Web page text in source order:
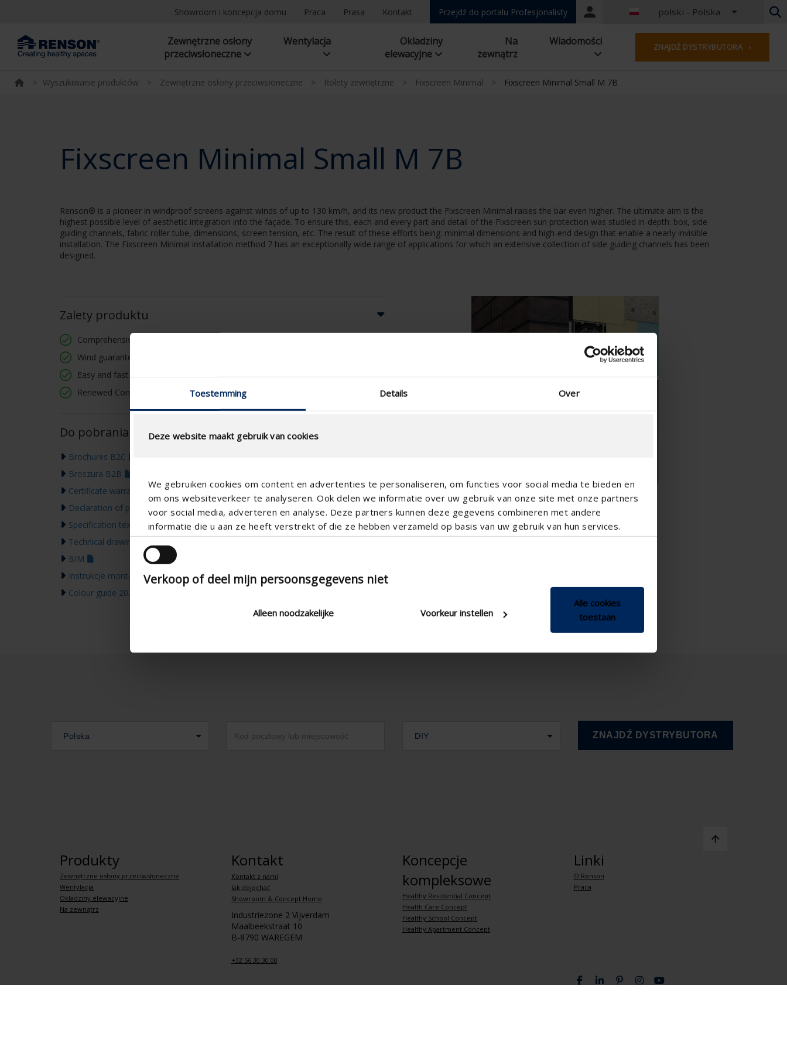
Toestemming Details Over
Deze website maakt gebruik van cookies
We gebruiken cookies om content en advertenties te personaliseren, om functies voor social media te bieden en
om ons websiteverkeer te analyseren. Ook delen we informatie over uw gebruik van onze site met onze partners
voor social media, adverteren en analyse. Deze partners kunnen deze gegevens combineren met andere
informatie die u aan ze heeft verstrekt of die ze hebben verzameld op basis van uw gebruik van hun services.
Verkoop of deel mijn persoonsgegevens niet
Alleen noodzakelijke Voorkeur instellen
Alle cookies
toestaan
Showroom i koncepcja domu Praca Prasa Kontakt Przejdź do portalu Profesjonalisty
Portal
polski - Polska
Niderlandy - Belgia
Francuski - Belgia
Holandia - Niderlandy
Węgry - Węgry
Włoski - Włochy
polski - Polska
Język angielski - Irlandia
Angielski - Kanada
Bliski Wschód
Rosjanin - Rosja
Chińczyk - Chiny
Zewnętrzne osłony
przeciwsłoneczne
Wentylacja
Okladziny
elewacyjne
Na
zewnątrz
Wiadomości ZNAJDŹ DYSTRYBUTORA ›
> Wyszukiwanie produktów > Zewnętrzne osłony przeciwsłoneczne > Rolety zewnętrzne > Fixscreen Minimal > Fixscreen Minimal Small M 7B
Fixscreen Minimal Small M 7B
Renson® is a pioneer in windproof screens against winds of up to 130 km/h, and its new product the Fixscreen Minimal raises the bar even higher. The ultimate aim is the
highest possible level of aesthetic integration into the façade. To ensure this, each and every part and detail of the Fixscreen sun protection was studied in-depth: box, side
guiding channels, fabric roller tube, dimensions, screen tension, etc. The result of these efforts being: minimal dimensions and high-end design that enable a nearly invisible
installation. The Fixscreen Minimal installation method 7 has an exceptionally wide range of applications for which an extensive collection of side guiding channels has been
designed.
Zalety produktu
Comprehensive warranty terms and conditions
Wind guarantee up to 130 km/h
Easy and fast installation
Renewed Connect & Go: screwless fastening
Do pobrania
Brochures B2C
Broszura B2B
Certificate warranty
Declaration of performance
Specification text
Technical drawing
BIM
Instrukcje montażu
Colour guide 2026
Polska DIY
Produkty
Zewnętrzne osłony przeciwsłoneczne
Wentylacja
Okladziny elewacyjne
Na zewnątrz
Kontakt
Kontakt z nami
Jak dojechać
Showroom & Concept Home
Industriezone 2 Vijverdam
Maalbeekstraat 10
B-8790 WAREGEM
+32 56 30 30 00
Koncepcje
kompleksowe
Healthy Residential Concept
Health Care Concept
Healthy School Concept
Healthy Apartment Concept
Linki
O Renson
Praca